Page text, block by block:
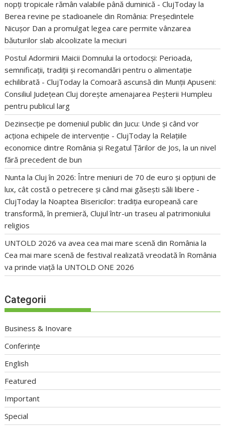
nopți tropicale rămân valabile până duminică - ClujToday la
Berea revine pe stadioanele din România: Președintele
Nicușor Dan a promulgat legea care permite vânzarea
băuturilor slab alcoolizate la meciuri
Postul Adormirii Maicii Domnului la ortodocși: Perioada,
semnificații, tradiții și recomandări pentru o alimentație
echilibrată - ClujToday laComoară ascunsă din Munții Apuseni:
Consiliul Județean Cluj dorește amenajarea Peșterii Humpleu
pentru publicul larg
Dezinsecție pe domeniul public din Jucu: Unde și când vor
acționa echipele de intervenție - ClujToday la Relațiile
economice dintre România și Regatul Țărilor de Jos, la un nivel
fără precedent de bun
Nunta la Cluj în 2026: Între meniuri de 70 de euro și opțiuni de
lux, cât costă o petrecere și când mai găsești săli libere -
ClujToday la Noaptea Bisericilor: tradiția europeană care
transformă, în premieră, Clujul într-un traseu al patrimoniului
religios
UNTOLD 2026 va avea cea mai mare scenă din România la
Cea mai mare scenă de festival realizată vreodată în România
va prinde viață la UNTOLD ONE 2026
Categorii
Business & Inovare
Conferințe
English
Featured
Important
Special